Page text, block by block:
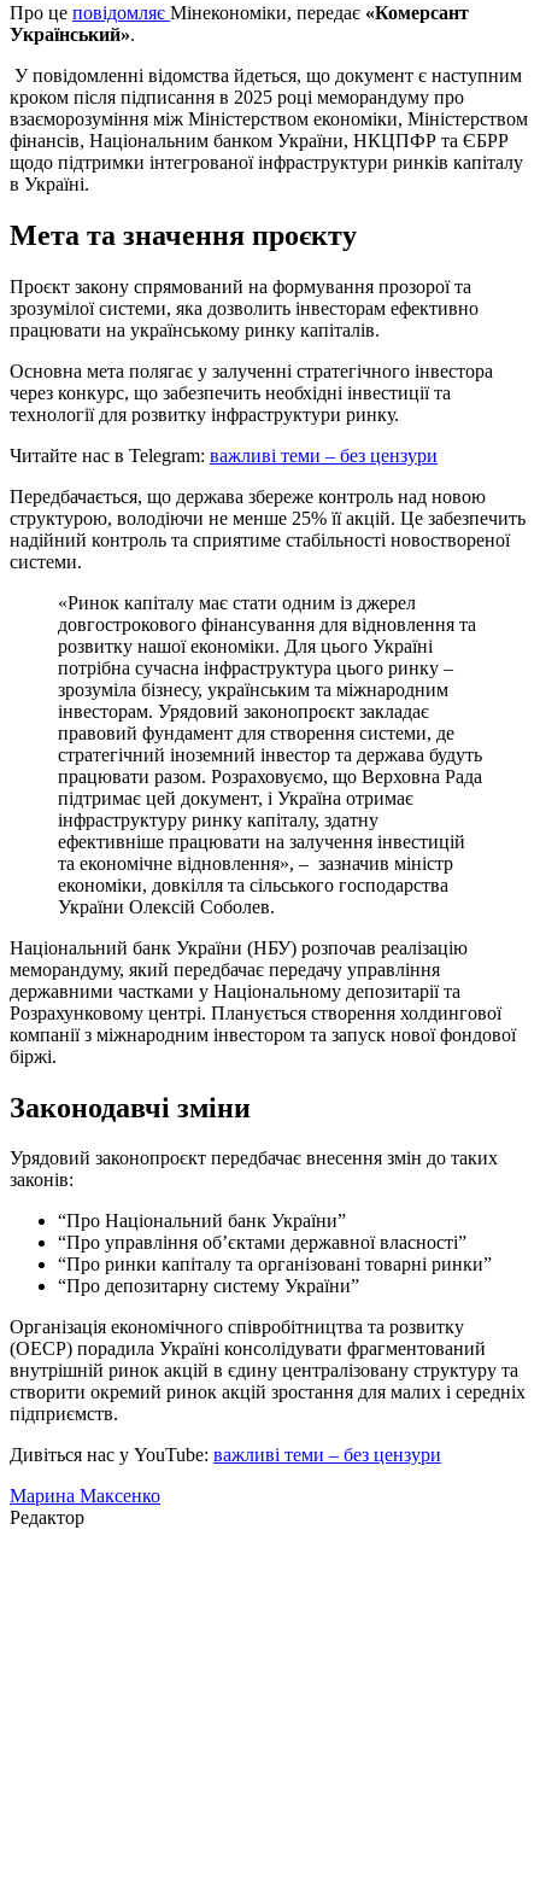
Про це повідомляє Мінекономіки, передає «Комерсант
Український».
У повідомленні відомства йдеться, що документ є наступним
кроком після підписання в 2025 році меморандуму про
взаєморозуміння між Міністерством економіки, Міністерством
фінансів, Національним банком України, НКЦПФР та ЄБРР
щодо підтримки інтегрованої інфраструктури ринків капіталу
в Україні.
Мета та значення проєкту
Проєкт закону спрямований на формування прозорої та
зрозумілої системи, яка дозволить інвесторам ефективно
працювати на українському ринку капіталів.
Основна мета полягає у залученні стратегічного інвестора
через конкурс, що забезпечить необхідні інвестиції та
технології для розвитку інфраструктури ринку.
Читайте нас в Telegram: важливі теми – без цензури
Передбачається, що держава збереже контроль над новою
структурою, володіючи не менше 25% її акцій. Це забезпечить
надійний контроль та сприятиме стабільності новоствореної
системи.
«Ринок капіталу має стати одним із джерел
довгострокового фінансування для відновлення та
розвитку нашої економіки. Для цього Україні
потрібна сучасна інфраструктура цього ринку –
зрозуміла бізнесу, українським та міжнародним
інвесторам. Урядовий законопроєкт закладає
правовий фундамент для створення системи, де
стратегічний іноземний інвестор та держава будуть
працювати разом. Розраховуємо, що Верховна Рада
підтримає цей документ, і Україна отримає
інфраструктуру ринку капіталу, здатну
ефективніше працювати на залучення інвестицій
та економічне відновлення», – зазначив міністр
економіки, довкілля та сільського господарства
України Олексій Соболев.
Національний банк України (НБУ) розпочав реалізацію
меморандуму, який передбачає передачу управління
державними частками у Національному депозитарії та
Розрахунковому центрі. Планується створення холдингової
компанії з міжнародним інвестором та запуск нової фондової
біржі.
Законодавчі зміни
Урядовий законопроєкт передбачає внесення змін до таких
законів:
“Про Національний банк України”
“Про управління об’єктами державної власності”
“Про ринки капіталу та організовані товарні ринки”
“Про депозитарну систему України”
Організація економічного співробітництва та розвитку
(ОЕСР) порадила Україні консолідувати фрагментований
внутрішній ринок акцій в єдину централізовану структуру та
створити окремий ринок акцій зростання для малих і середніх
підприємств.
Дивіться нас у YouTube: важливі теми – без цензури
Марина Максенко
Редактор